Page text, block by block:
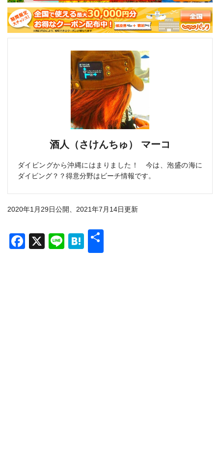
酒人（さけんちゅ） マーコ
ダイビングから沖縄にはまりました！ 今は、泡盛の海に
ダイビング？？得意分野はビーチ情報です。
2020年1月29日公開、2021年7月14日更新
Facebook
X LineHatena